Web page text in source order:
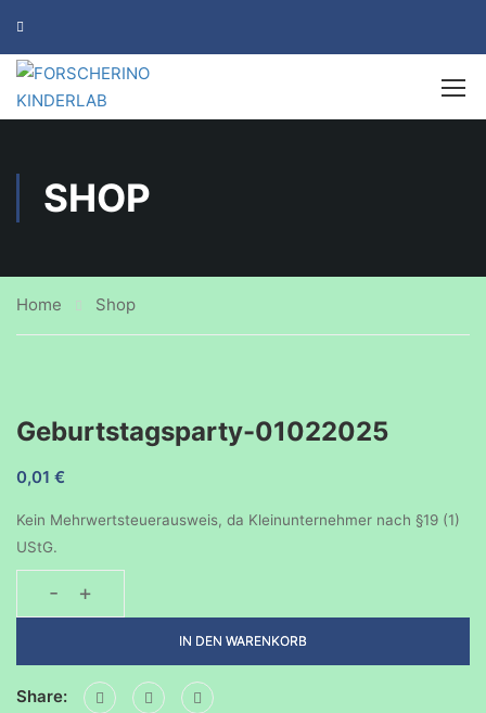
SHOP
Home Shop
Geburtstagsparty-01022025
0,01 €
Kein Mehrwertsteuerausweis, da Kleinunternehmer nach §19 (1)
UStG.
-
Geburtstagsparty-
+
IN DEN WARENKORB
Share: